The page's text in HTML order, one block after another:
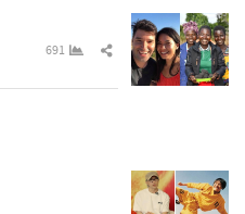
691
Share
this
post
m